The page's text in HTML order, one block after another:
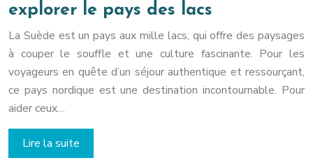
explorer le pays des lacs
La Suède est un pays aux mille lacs, qui offre des paysages
à couper le souffle et une culture fascinante. Pour les
voyageurs en quête d’un séjour authentique et ressourçant,
ce pays nordique est une destination incontournable. Pour
aider ceux…
Lire la suite